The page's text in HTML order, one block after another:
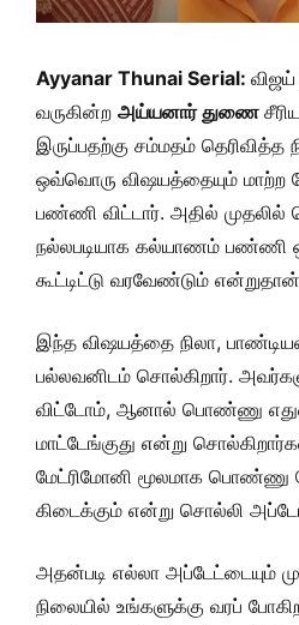
Ayyanar Thunai Serial: விஜய்
வருகின்ற அய்யனார் துணை
இருப்பதற்கு சம்மதம் தெரிவித்த
ஒவ்வொரு விஷயத்தையும் மாற்ற
பண்ணி விட்டார். அதில் முதலில்
நல்லபடியாக கல்யாணம் பண்ணி
கூட்டிட்டு வரவேண்டும்
இந்த விஷயத்தை நிலா,
பல்லவனிடம் சொல்கிறார்.
விட்டோம், ஆனால் பொண்ணு
மாட்டேங்குது என்று
மேட்ரிமோனி மூலமாக பொண்ணு
கிடைக்கும் என்று சொல்லி
அதன்படி எல்லா அப்டேட்டையும்
நிலையில் உங்களுக்கு வரப்